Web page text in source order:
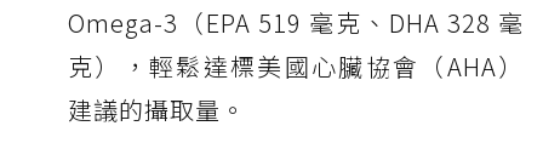
Omega-3（EPA 519 毫克、DHA 328 毫
克），輕鬆達標美國心臟協會（AHA）
建議的攝取量。